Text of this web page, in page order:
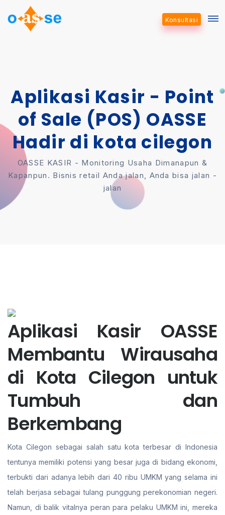
Konsultasi
Aplikasi Kasir - Point
of Sale (POS) OASSE
Hadir di kota cilegon
OASSE KASIR - Monitoring Usaha Dimanapun &
Kapanpun. Bisnis retail Anda jalan, Anda bisa jalan -
jalan
Aplikasi Kasir OASSE
Membantu Wirausaha
di Kota Cilegon untuk
Tumbuh dan
Berkembang
Kota Cilegon sebagai salah satu kota terbesar di Indonesia
tentunya memiliki potensi yang besar juga di bidang ekonomi,
terbukti dari adanya lebih dari 40 ribu UMKM yang selama ini
telah berjasa sebagai tulang punggung perekonomian negeri.
Namun, di balik vitalnya peran para pelaku UMKM ini, mereka